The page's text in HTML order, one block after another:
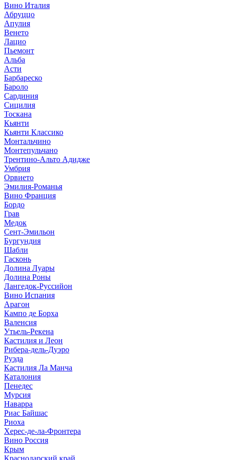
Вино Италия
Абруццо
Апулия
Венето
Лацио
Пьемонт
Альба
Асти
Барбареско
Бароло
Сардиния
Сицилия
Тоскана
Кьянти
Кьянти Классико
Монтальчино
Монтепульчано
Трентино-Альто Адидже
Умбрия
Орвието
Эмилия-Романья
Вино Франция
Бордо
Грав
Медок
Сент-Эмильон
Бургундия
Шабли
Гасконь
Долина Луары
Долина Роны
Лангедок-Руссийон
Вино Испания
Арагон
Кампо де Борха
Валенсия
Утьель-Рекена
Кастилия и Леон
Рибера-дель-Дуэро
Руэда
Кастилия Ла Манча
Каталония
Пенедес
Мурсия
Наварра
Риас Байшас
Риоха
Херес-де-ла-Фронтера
Вино Россия
Крым
Краснодарский край